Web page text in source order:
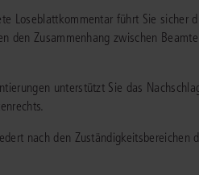
passen.
Dienstrecht
JURIS AKADEMIE
Fortbildungenfür Fachanwältein
wichtigen Fachgebieten.
Loseblattkommentar führt Sie sicher
den Zusammenhang zwischen
unterstützt Sie das
nach den Zuständigkeitsbereichen